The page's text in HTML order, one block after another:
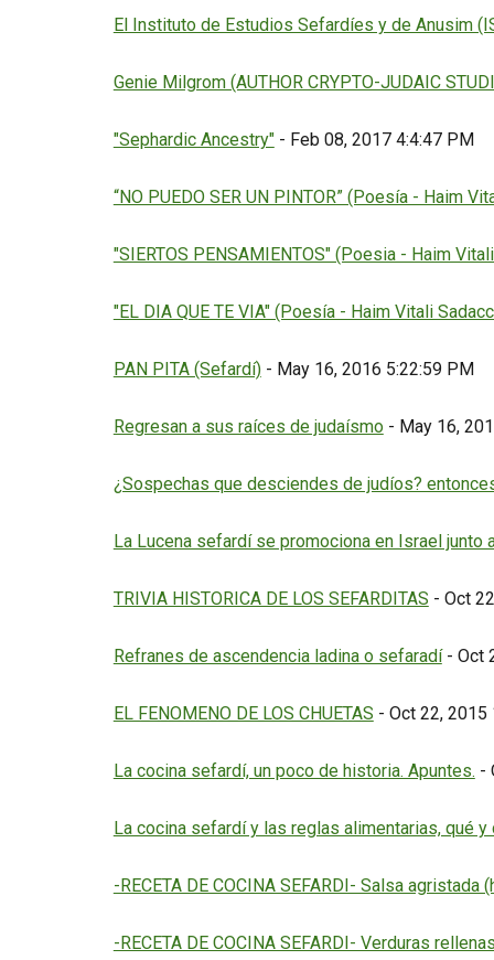
El Instituto de Estudios Sefardíes y de Anusim
Genie Milgrom (AUTHOR CRYPTO-JUDAIC
"Sephardic Ancestry"- Feb 08, 2017 4:4:47 PM
“NO PUEDO SER UN PINTOR” (Poesía - Haim
"SIERTOS PENSAMIENTOS" (Poesia - Haim
"EL DIA QUE TE VIA" (Poesía - Haim Vitali
PAN PITA (Sefardí)- May 16, 2016 5:22:59 PM
Regresan a sus raíces de judaísmo- May 16,
¿Sospechas que desciendes de judíos?
La Lucena sefardí se promociona en Israel junto
TRIVIA HISTORICA DE LOS SEFARDITAS - Oct
Refranes de ascendencia ladina o sefaradí- Oct
EL FENOMENO DE LOS CHUETAS - Oct 22, 2015
La cocina sefardí, un poco de historia. Apuntes. -
La cocina sefardí y las reglas alimentarias, qué
-RECETA DE COCINA SEFARDI- Salsa
-RECETA DE COCINA SEFARDI- Verduras